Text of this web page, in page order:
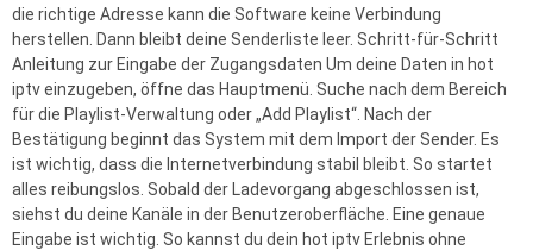
die richtige Adresse kann die Software keine Verbindung
herstellen. Dann bleibt deine Senderliste leer. Schritt-für-Schritt
Anleitung zur Eingabe der Zugangsdaten Um deine Daten in hot
iptv einzugeben, öffne das Hauptmenü. Suche nach dem Bereich
für die Playlist-Verwaltung oder „Add Playlist“. Nach der
Bestätigung beginnt das System mit dem Import der Sender. Es
ist wichtig, dass die Internetverbindung stabil bleibt. So startet
alles reibungslos. Sobald der Ladevorgang abgeschlossen ist,
siehst du deine Kanäle in der Benutzeroberfläche. Eine genaue
Eingabe ist wichtig. So kannst du dein hot iptv Erlebnis ohne